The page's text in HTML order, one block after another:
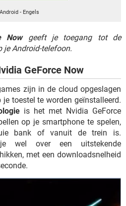
SNAPCHAT
SNAPCHAT
Android - Engels
Nowgeeft je toegang tot de
je Android-telefoon.
GeForce Now
zijn in de cloud opgeslagen
toestel te worden geïnstalleerd.
is het met Nvidia GeForce
op je smartphone te spelen,
bank of vanuit de trein is.
je wel over een uitstekende
met een downloadsnelheid